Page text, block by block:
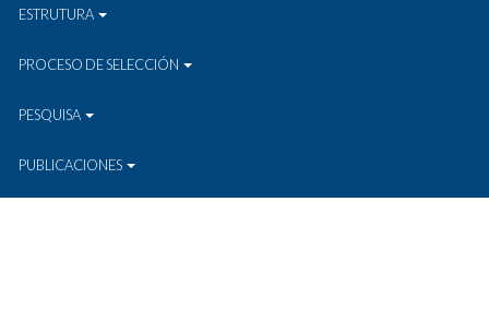
ESTRUTURA
PROCESO DE SELECCIÓN
PESQUISA
PUBLICACIONES